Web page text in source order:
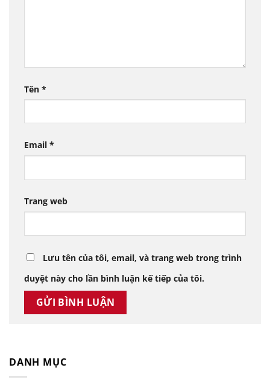
Tên *
Email *
Trang web
Lưu tên của tôi, email, và trang web trong trình
duyệt này cho lần bình luận kế tiếp của tôi.
DANH MỤC